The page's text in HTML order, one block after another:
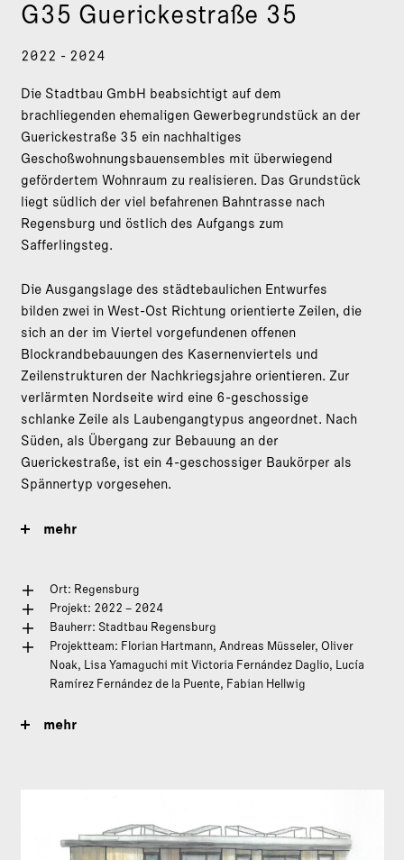
G35 Guerickestraße 35
2022 - 2024
Die Stadtbau GmbH beabsichtigt auf dem
brachliegenden ehemaligen Gewerbegrundstück an der
Guerickestraße 35 ein nachhaltiges
Geschoßwohnungsbauensembles mit überwiegend
gefördertem Wohnraum zu realisieren. Das Grundstück
liegt südlich der viel befahrenen Bahntrasse nach
Regensburg und östlich des Aufgangs zum
Safferlingsteg.
Die Ausgangslage des städtebaulichen Entwurfes
bilden zwei in West-Ost Richtung orientierte Zeilen, die
sich an der im Viertel vorgefundenen offenen
Blockrandbebauungen des Kasernenviertels und
Zeilenstrukturen der Nachkriegsjahre orientieren. Zur
verlärmten Nordseite wird eine 6-geschossige
schlanke Zeile als Laubengangtypus angeordnet. Nach
Süden, als Übergang zur Bebauung an der
Guerickestraße, ist ein 4-geschossiger Baukörper als
Spännertyp vorgesehen.
mehr
Ort: Regensburg
Projekt: 2022 – 2024
Bauherr: Stadtbau Regensburg
Projektteam: Florian Hartmann, Andreas Müsseler, Oliver
Noak, Lisa Yamaguchi mit Victoria Fernández Daglio, Lucía
Ramírez Fernández de la Puente, Fabian Hellwig
mehr